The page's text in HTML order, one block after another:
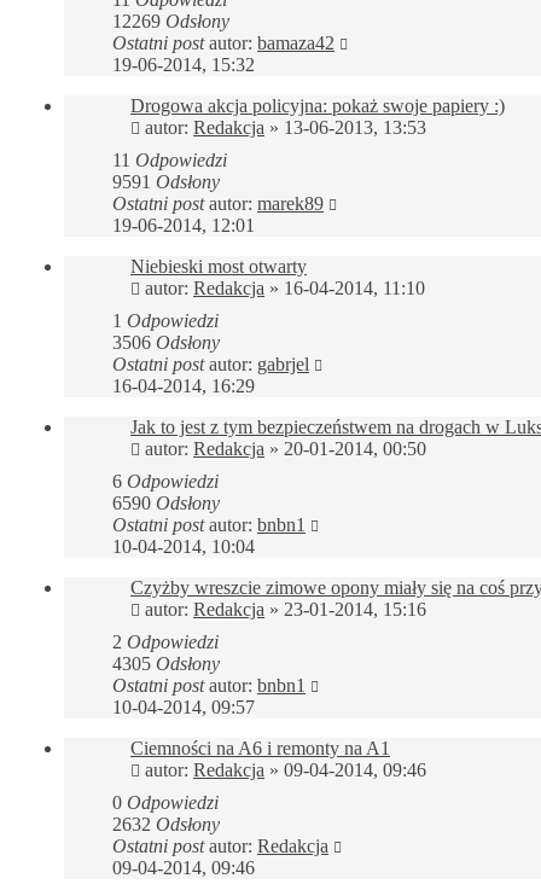
12269 Odsłony
Ostatni postautor: bamaza42
19-06-2014, 15:32
Drogowa akcja policyjna: pokaż swoje papiery :)
autor: Redakcja » 13-06-2013, 13:53
11 Odpowiedzi
9591 Odsłony
Ostatni postautor: marek89
19-06-2014, 12:01
Niebieski most otwarty
autor: Redakcja » 16-04-2014, 11:10
1 Odpowiedzi
3506 Odsłony
Ostatni postautor: gabrjel
16-04-2014, 16:29
Jak to jest z tym bezpieczeństwem na drogach w
autor: Redakcja » 20-01-2014, 00:50
6 Odpowiedzi
6590 Odsłony
Ostatni postautor: bnbn1
10-04-2014, 10:04
Czyżby wreszcie zimowe opony miały się na coś
autor: Redakcja » 23-01-2014, 15:16
2 Odpowiedzi
4305 Odsłony
Ostatni postautor: bnbn1
10-04-2014, 09:57
Ciemności na A6 i remonty na A1
autor: Redakcja » 09-04-2014, 09:46
0 Odpowiedzi
2632 Odsłony
Ostatni postautor: Redakcja
09-04-2014, 09:46